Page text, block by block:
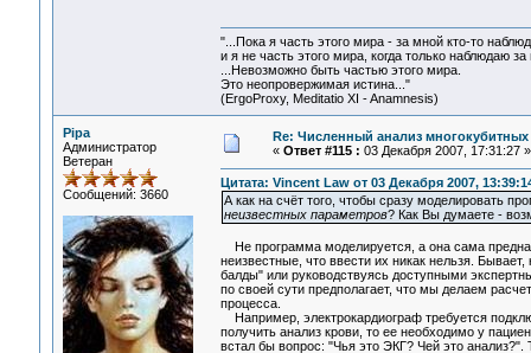
"...Пока я часть этого мира - за мной кто-то
и я не часть этого мира, когда только наблюдаю
...Невозможно быть частью этого мира.
Это неопровержимая истина..."
(ErgoProxy, Meditatio XI - Anamnesis)
Pipa
Администратор
Ветеран
Сообщений: 3660
Re: Численный анализ многокубитных
« Ответ #115 : 03 Декабря 2007, 17:31:27 »
Цитата: Vincent Law от 03 Декабря 2007,
А как на счёт того, чтобы сразу моделировать
неизвестных параметров? Как Вы думаете -
Не программа моделируется, а она сама
неизвестные, что ввести их никак нельзя.
балды" или руководствуясь доступными
по своей сути предполагает, что мы делаем
процесса.
Например, электрокардиограф требуется
получить анализ крови, то ее необходимо у
встал бы вопрос: "Чья это ЭКГ? Чей это